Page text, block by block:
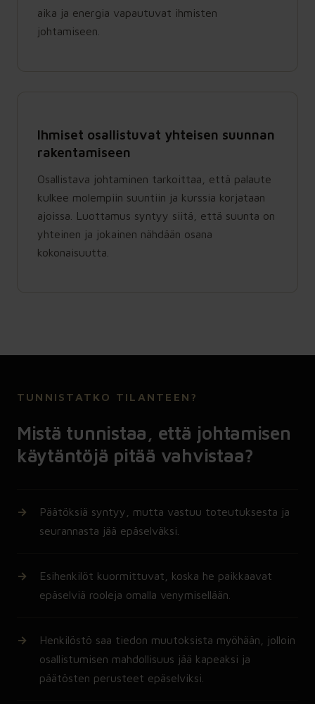
aika ja energia vapautuvat ihmisten
johtamiseen.
Ihmiset osallistuvat yhteisen suunnan
rakentamiseen
Osallistava johtaminen tarkoittaa, että palaute
kulkee molempiin suuntiin ja kurssia korjataan
ajoissa. Luottamus syntyy siitä, että suunta on
yhteinen ja jokainen nähdään osana
kokonaisuutta.
TUNNISTATKO TILANTEEN?
Mistä tunnistaa, että johtamisen
käytäntöjä pitää vahvistaa?
Päätöksiä syntyy, mutta vastuu toteutuksesta ja
seurannasta jää epäselväksi.
Esihenkilöt kuormittuvat, koska he paikkaavat
epäselviä rooleja omalla venymisellään.
Henkilöstö saa tiedon muutoksista myöhään, jolloin
osallistumisen mahdollisuus jää kapeaksi ja
päätösten perusteet epäselviksi.